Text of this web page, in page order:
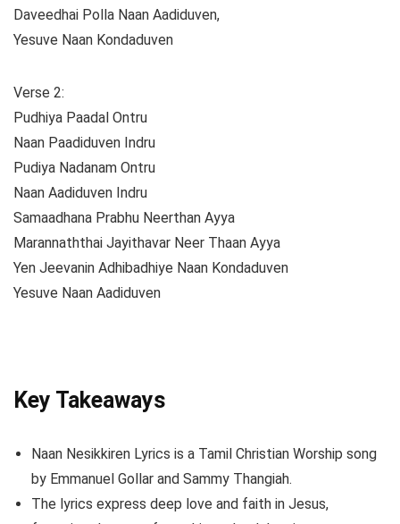
Daveedhai Polla Naan Aadiduven,
Yesuve Naan Kondaduven
Verse 2:
Pudhiya Paadal Ontru
Naan Paadiduven Indru
Pudiya Nadanam Ontru
Naan Aadiduven Indru
Samaadhana Prabhu Neerthan Ayya
Marannaththai Jayithavar Neer Thaan Ayya
Yen Jeevanin Adhibadhiye Naan Kondaduven
Yesuve Naan Aadiduven
Key Takeaways
Naan Nesikkiren Lyrics is a Tamil Christian Worship song
by Emmanuel Gollar and Sammy Thangiah.
The lyrics express deep love and faith in Jesus,